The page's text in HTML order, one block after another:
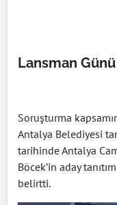
Lansman
Soruşturma
Antalya Belediyesi
tarihinde Antalya
Böcek’in aday
belirtti.